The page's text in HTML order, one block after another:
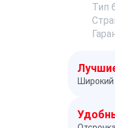
Тип
Широкий